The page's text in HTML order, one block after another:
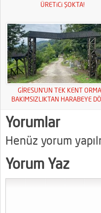
ÜRETiCi ŞOKTA!
GİRESUN’UN TEK KENT
BAKIMSIZLIKTAN HARABEYE
Yorumlar
Henüz yorum
Yorum Yaz